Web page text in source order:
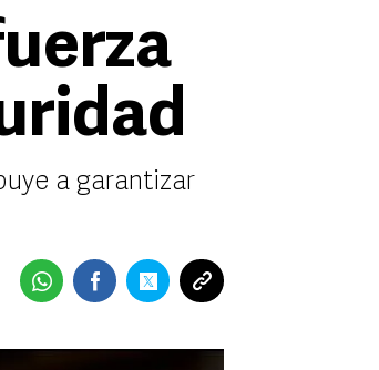
a garantizar